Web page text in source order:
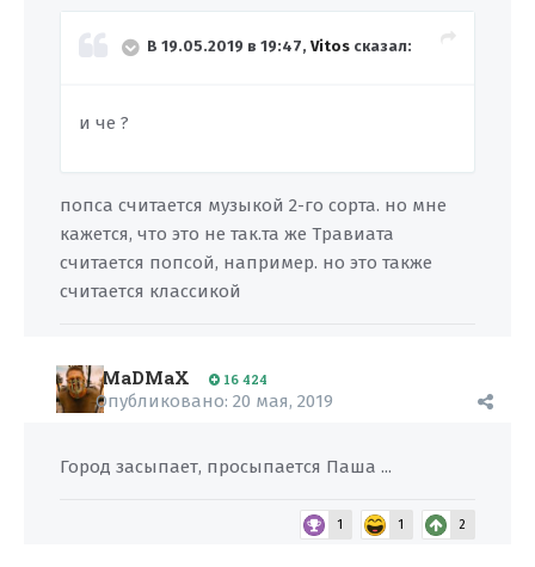
В 19.05.2019 в 19:47, Vitos сказал:
и че ?
попса считается музыкой 2-го сорта. но мне
кажется, что это не так.та же Травиата
считается попсой, например. но это также
считается классикой
MaDMaX 16 424
Опубликовано: 20 мая, 2019
Город засыпает, просыпается Паша ...
1 1 2